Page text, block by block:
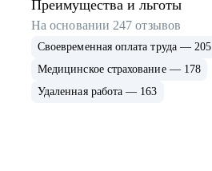
Преимущества и льготы
На основании 247 отзывов
Своевременная оплата труда — 205
Медицинское страхование — 178
Удаленная работа — 163